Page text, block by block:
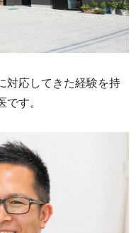
対応してきた経験を持
す。